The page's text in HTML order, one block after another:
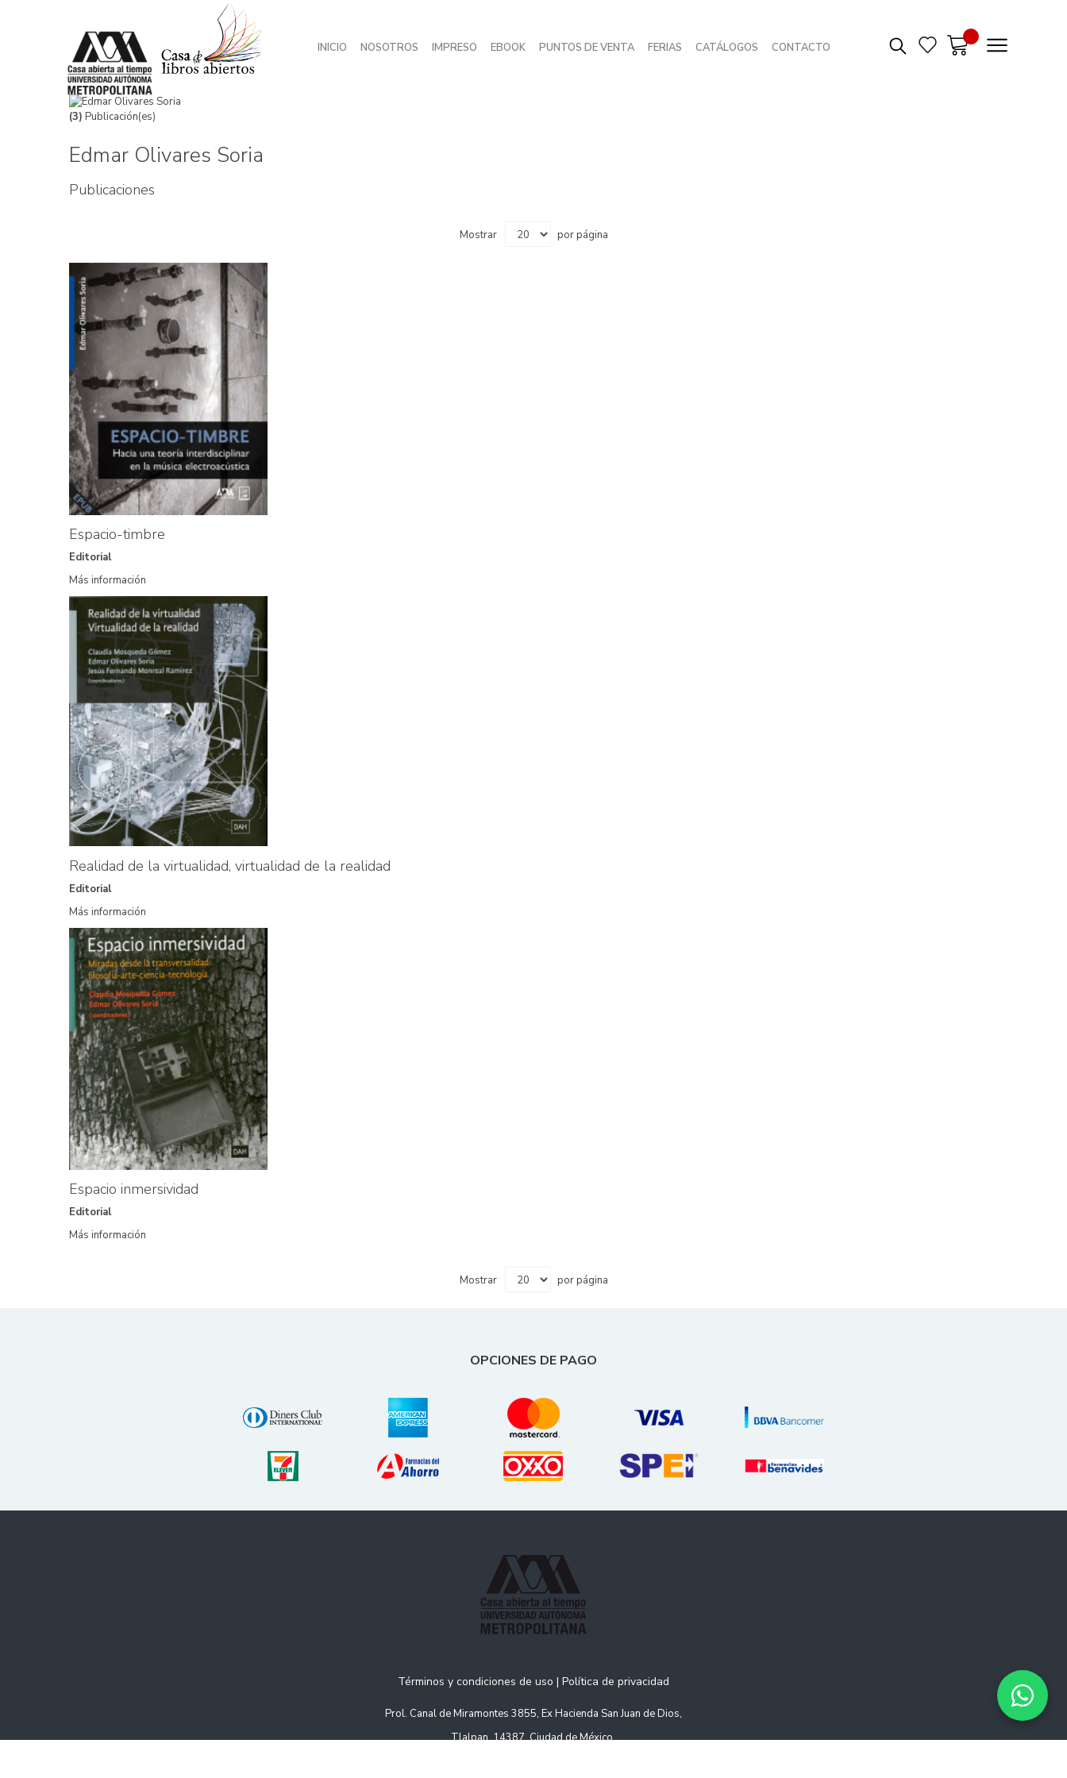
INICIO NOSOTROS IMPRESO EBOOK PUNTOS DE VENTA FERIAS CATÁLOGOS CONTACTO
(3) Publicación(es)
Edmar Olivares Soria
Publicaciones
Mostrar por página
Espacio-timbre
Editorial
Más información
Realidad de la virtualidad, virtualidad de la realidad
Editorial
Más información
Espacio inmersividad
Editorial
Más información
Mostrar por página
OPCIONES DE PAGO
Términos y condiciones de uso | Política de privacidad
Prol. Canal de Miramontes 3855, Ex Hacienda San Juan de Dios,
Tlalpan, 14387, Ciudad de México.